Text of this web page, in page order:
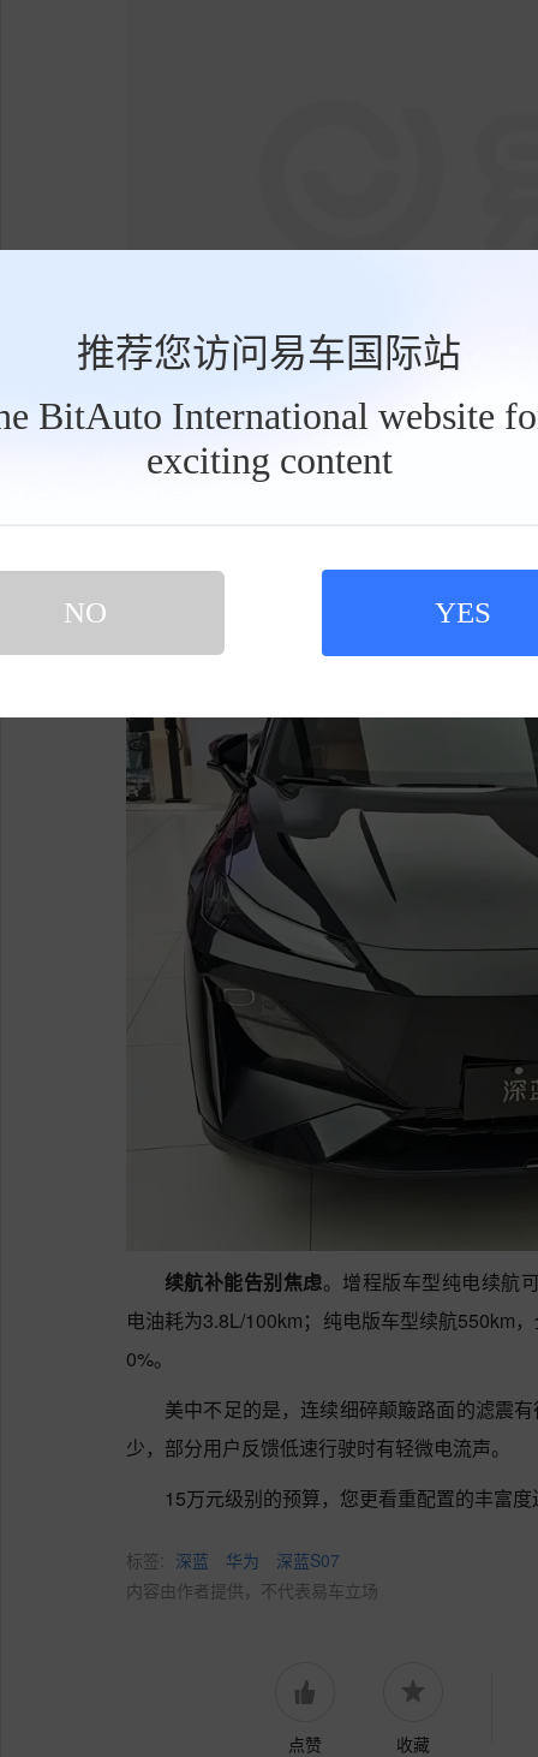
推荐您访问易车国际站
BitAuto International website
exciting content
NO YES
华为乾崑智驾ADS SE是核心亮点
续航补能告别焦虑。增程版车型纯电续航
电油耗为3.8L/100km；纯电版车型续航550km
0%。
美中不足的是，连续细碎颠簸路面的滤震
少，部分用户反馈低速行驶时有轻微电流声。
15万元级别的预算，您更看重配置的丰富
标签: 深蓝 华为
深蓝S07
内容由作者提供，不代表易车立场
点赞 收藏